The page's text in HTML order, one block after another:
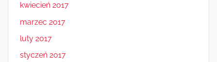
kwiecień 2017
marzec 2017
luty 2017
styczeń 2017